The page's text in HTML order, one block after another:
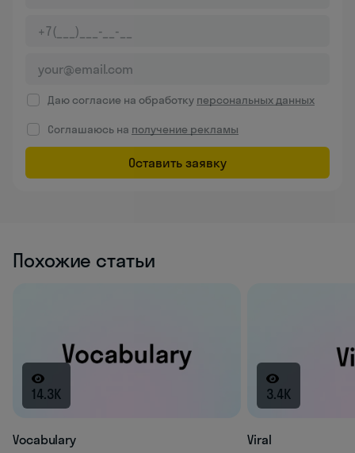
Даю согласие на обработку персональных данных
Соглашаюсь на получение рекламы
Оставить заявку
Похожие статьи
14.3K
Vocabulary
3.4K
Viral